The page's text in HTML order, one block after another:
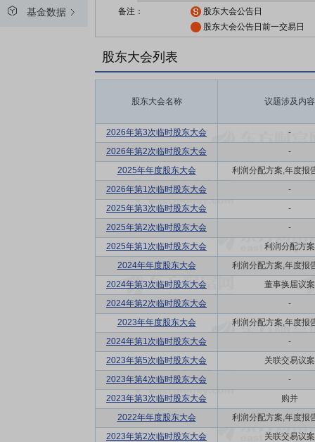
基金数据 备注：
股东大会公告日
股东大会公告日前一交易日
股东大会列表
股东大会名称 议题涉及内容
2026年第3次临时股东大会
-
2026年第2次临时股东大会
-
2025年年度股东大会
利润分配方案,年度报
2026年第1次临时股东大会
-
2025年第3次临时股东大会
-
2025年第2次临时股东大会
-
2025年第1次临时股东大会
利润分配方案
2024年年度股东大会
利润分配方案,年度报
2024年第3次临时股东大会
董事换届议案
2024年第2次临时股东大会
-
2023年年度股东大会
利润分配方案,年度报
2024年第1次临时股东大会
-
2023年第5次临时股东大会
关联交易议案
2023年第4次临时股东大会
-
2023年第3次临时股东大会
购并
2022年年度股东大会
利润分配方案,年度报
2023年第2次临时股东大会
关联交易议案